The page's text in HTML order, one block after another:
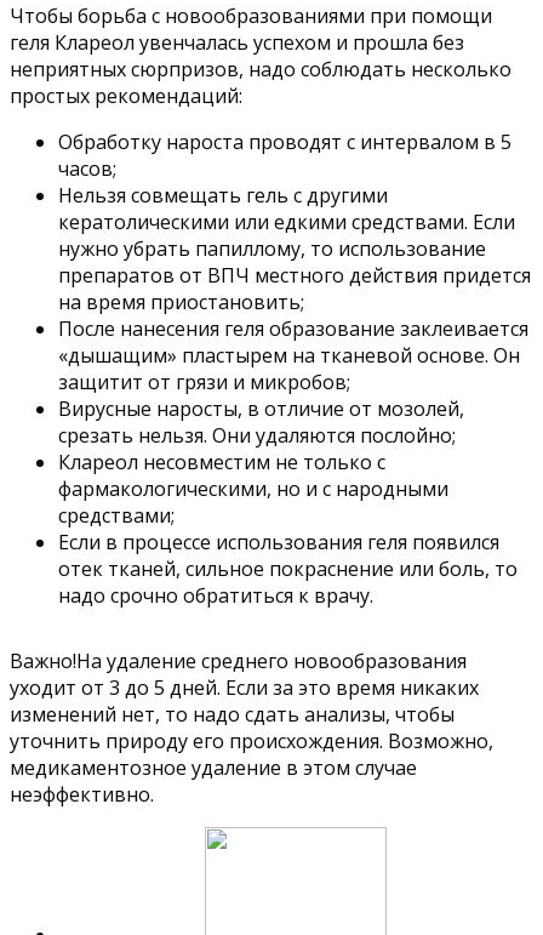
Чтобы борьба с новообразованиями при помощи
геля Клареол увенчалась успехом и прошла без
неприятных сюрпризов, надо соблюдать несколько
простых рекомендаций:
Обработку нароста проводят с интервалом в 5
часов;
Нельзя совмещать гель с другими
кератолическими или едкими средствами. Если
нужно убрать папиллому, то использование
препаратов от ВПЧ местного действия придется
на время приостановить;
После нанесения геля образование заклеивается
«дышащим» пластырем на тканевой основе. Он
защитит от грязи и микробов;
Вирусные наросты, в отличие от мозолей,
срезать нельзя. Они удаляются послойно;
Клареол несовместим не только с
фармакологическими, но и с народными
средствами;
Если в процессе использования геля появился
отек тканей, сильное покраснение или боль, то
надо срочно обратиться к врачу.
Важно!На удаление среднего новообразования
уходит от 3 до 5 дней. Если за это время никаких
изменений нет, то надо сдать анализы, чтобы
уточнить природу его происхождения. Возможно,
медикаментозное удаление в этом случае
неэффективно.